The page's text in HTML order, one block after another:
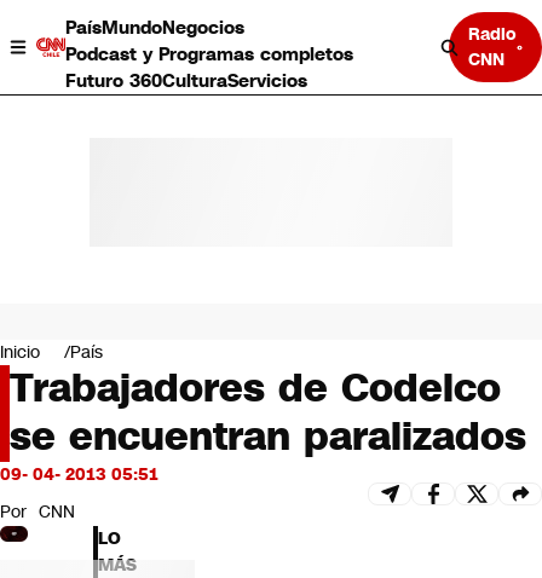
PaísMundoNegocios
Podcast y Programas completos
Futuro 360CulturaServicios
Radio
CNN
Negocios
Deportes
Programas completos
Cultura
Servicios
Bits
CNN Data
CNN tiempo
Futuro 360
Inicio País
Trabajadores de Codelco
se encuentran paralizados
09- 04- 2013 05:51
Por CNN
LO
MÁS